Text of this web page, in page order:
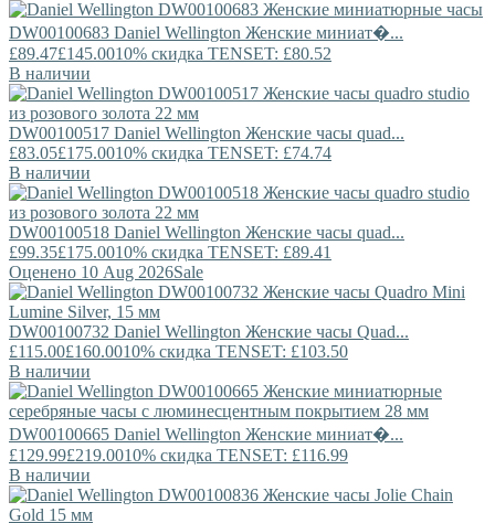
DW00100683 Daniel Wellington Женские миниат�...
£89.47£145.0010% скидка TENSET: £80.52
В наличии
DW00100517 Daniel Wellington Женские часы quad...
£83.05£175.0010% скидка TENSET: £74.74
В наличии
DW00100518 Daniel Wellington Женские часы quad...
£99.35£175.0010% скидка TENSET: £89.41
Оценено 10 Aug 2026Sale
DW00100732 Daniel Wellington Женские часы Quad...
£115.00£160.0010% скидка TENSET: £103.50
В наличии
DW00100665 Daniel Wellington Женские миниат�...
£129.99£219.0010% скидка TENSET: £116.99
В наличии